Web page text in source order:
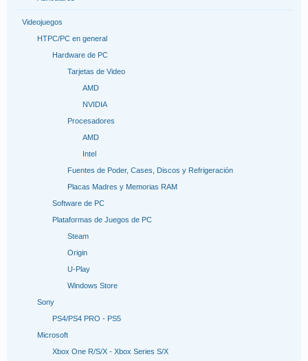
Videojuegos
HTPC/PC en general
Hardware de PC
Tarjetas de Video
AMD
NVIDIA
Procesadores
AMD
Intel
Fuentes de Poder, Cases, Discos y Refrigeración
Placas Madres y Memorias RAM
Software de PC
Plataformas de Juegos de PC
Steam
Origin
U-Play
Windows Store
Sony
PS4/PS4 PRO - PS5
Microsoft
Xbox One R/S/X - Xbox Series S/X